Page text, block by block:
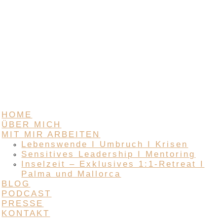
HOME
ÜBER MICH
MIT MIR ARBEITEN
Lebenswende I Umbruch I Krisen
Sensitives Leadership I Mentoring
Inselzeit – Exklusives 1:1-Retreat I
Palma und Mallorca
BLOG
PODCAST
PRESSE
KONTAKT